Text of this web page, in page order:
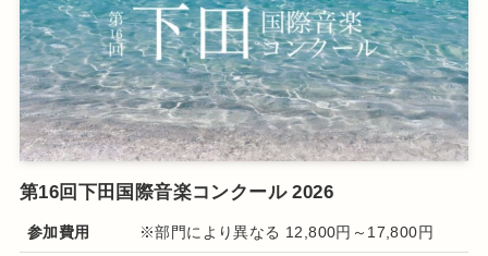
第16回下田国際音楽コンクール 2026
参加費用 ※部門により異なる 12,800円～17,800円